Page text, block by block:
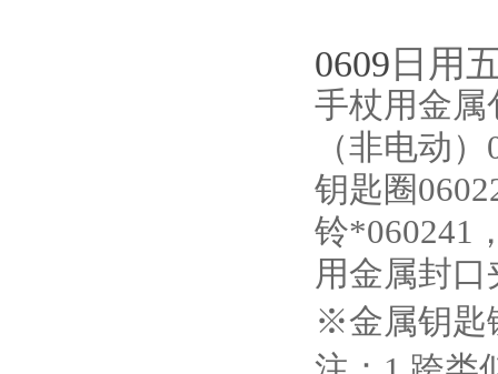
0609 日用
手杖用金属
（非电动
钥匙圈
铃*060241
用金属封口
※金属钥匙